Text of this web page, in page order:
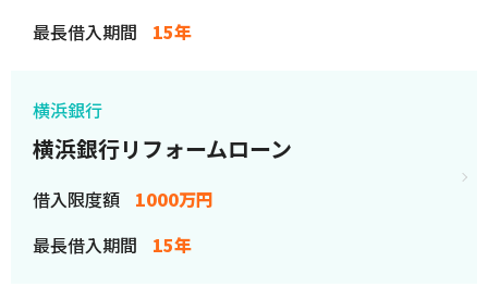
最長借入期間
15年
横浜銀行
横浜銀行リフォームローン
借入限度額
1000万円
最長借入期間
15年